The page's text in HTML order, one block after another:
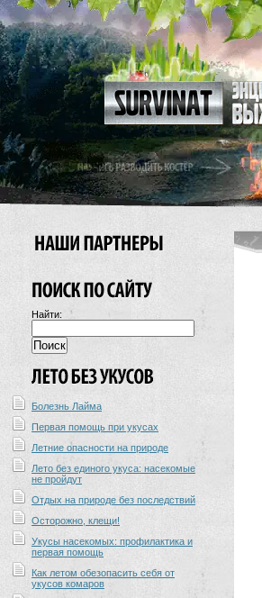
Найти:
Болезнь Лайма
Первая помощь при укусах
Летние опасности на природе
Лето без единого укуса: насекомые
не пройдут
Отдых на природе без последствий
Осторожно, клещи!
Укусы насекомых: профилактика и
первая помощь
Как летом обезопасить себя от
укусов комаров